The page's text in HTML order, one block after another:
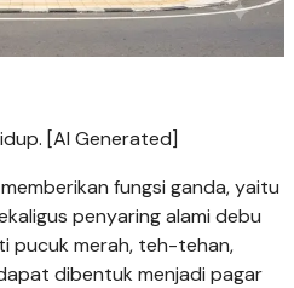
[AI Generated]
fungsi ganda, yaitu
penyaring alami debu
pucuk merah, teh-tehan,
dibentuk menjadi pagar